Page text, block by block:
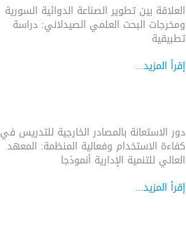
العلاقة بين تطوير الصناعة الدوائية السورية
ومخرجات البحث العلمي الصيدلاني: دراسة
تطبيقية
إقرأ المزيد...
دور الاستعانة بالمصادر الخارجية للتدريس في
كفاءة الاستخدام وفعالية المنظمة: المعهد
العالي للتنمية الإدارية أنموذجا
إقرأ المزيد...